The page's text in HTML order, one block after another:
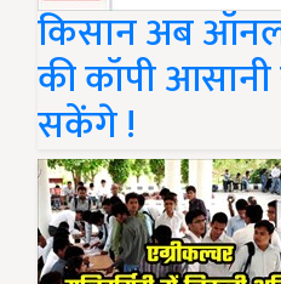
किसान अब
की कॉपी आसानी
सकेंगे !